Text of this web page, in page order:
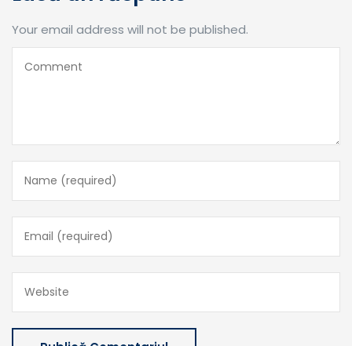
Your email address will not be published.